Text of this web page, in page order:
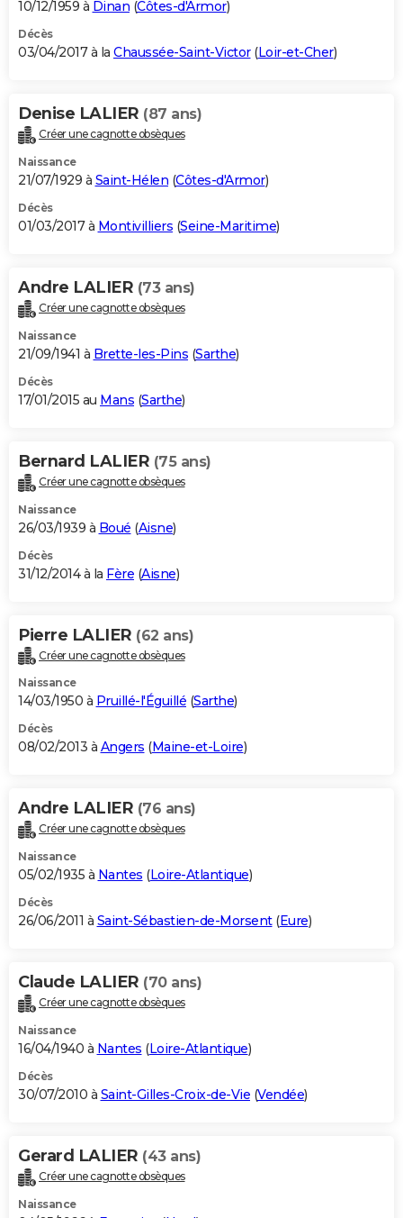
10/12/1959 à Dinan (Côtes-d'Armor)
Décès
03/04/2017 à la Chaussée-Saint-Victor(Loir-et-Cher)
Denise LALIER (87 ans)
Créer une cagnotte obsèques
Naissance
21/07/1929 à Saint-Hélen (Côtes-d'Armor)
Décès
01/03/2017 à Montivilliers (Seine-Maritime)
Andre LALIER (73 ans)
Créer une cagnotte obsèques
Naissance
21/09/1941 à Brette-les-Pins (Sarthe)
Décès
17/01/2015 au Mans (Sarthe)
Bernard LALIER (75 ans)
Créer une cagnotte obsèques
Naissance
26/03/1939 à Boué (Aisne)
Décès
31/12/2014 à la Fère (Aisne)
Pierre LALIER (62 ans)
Créer une cagnotte obsèques
Naissance
14/03/1950 à Pruillé-l'Éguillé (Sarthe)
Décès
08/02/2013 à Angers (Maine-et-Loire)
Andre LALIER (76 ans)
Créer une cagnotte obsèques
Naissance
05/02/1935 à Nantes (Loire-Atlantique)
Décès
26/06/2011 à Saint-Sébastien-de-Morsent(Eure)
Claude LALIER (70 ans)
Créer une cagnotte obsèques
Naissance
16/04/1940 à Nantes (Loire-Atlantique)
Décès
30/07/2010 à Saint-Gilles-Croix-de-Vie (Vendée)
Gerard LALIER (43 ans)
Créer une cagnotte obsèques
Naissance